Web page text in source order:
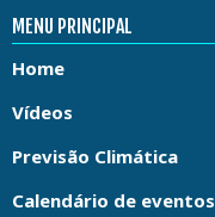
MENU PRINCIPAL
Home
Vídeos
Previsão Climática
Calendário de eventos